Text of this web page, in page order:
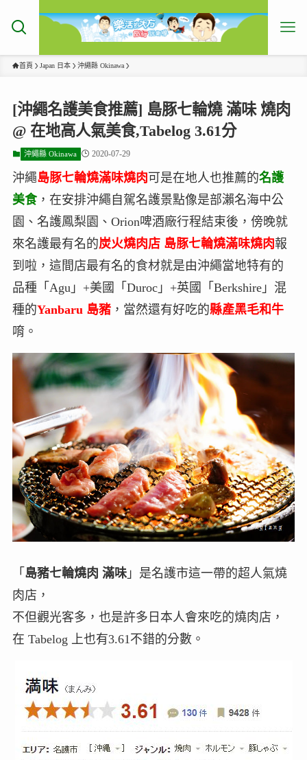
首頁 Japan 日本 沖繩縣 Okinawa
[沖繩名護美食推薦] 島豚七輪燒 滿味 燒肉
@ 在地高人氣美食,Tabelog 3.61分
沖繩縣 Okinawa 2020-07-29
沖繩島豚七輪燒滿味燒肉 可是在地人也推薦的名護
美食，在安排沖繩自駕名護景點像是部瀨名海中公
園、名護鳳梨園、Orion啤酒廠行程結束後，傍晚就
來名護最有名的炭火燒肉店 島豚七輪燒滿味燒肉報
到啦，這間店最有名的食材就是由沖繩當地特有的
品種「Agu」+美國「Duroc」+英國「Berkshire」混
種的Yanbaru 島豬，當然還有好吃的縣產黑毛和牛
唷。
「 島豬七輪燒肉 滿味」是名護市這一帶的超人氣燒
肉店，
不但觀光客多，也是許多日本人會來吃的燒肉店，
在 Tabelog 上也有3.61不錯的分數。